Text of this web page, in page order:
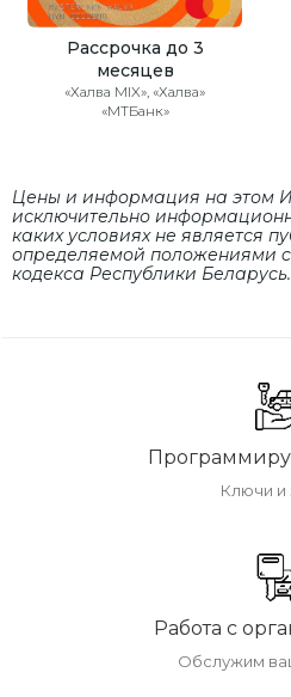
Рассрочка до 3
месяцев
«Халва MIX», «Халва»
«МТБанк»
Цены и информация на этом
исключительно
каких условиях не является
определяемой положениями
кодекса Республики Беларусь.
Ключи и
Работа с
Обслужим